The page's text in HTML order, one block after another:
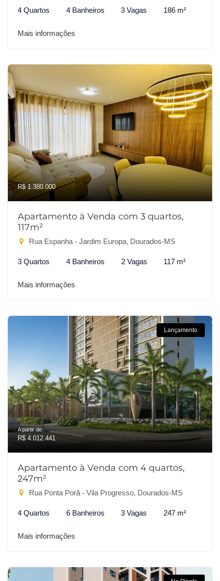
4 Quartos 4 Banheiros 3 Vagas 186 m²
Mais informações
R$ 1.380.000
Apartamento à Venda com 3 quartos,
117m²
Rua Espanha - Jardim Europa, Dourados-MS
3 Quartos 4 Banheiros 2 Vagas 117 m²
Mais informações
Lançamento
A partir de:
R$ 4.012.441
Apartamento à Venda com 4 quartos,
247m²
Rua Ponta Porã - Vila Progresso, Dourados-MS
4 Quartos 6 Banheiros 3 Vagas 247 m²
Mais informações